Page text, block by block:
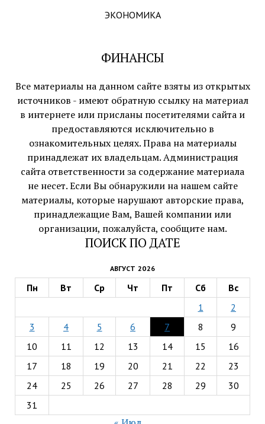
ЭКОНОМИКА
ФИНАНСЫ
Все материалы на данном сайте взяты из открытых
источников - имеют обратную ссылку на материал
в интернете или присланы посетителями сайта и
предоставляются исключительно в
ознакомительных целях. Права на материалы
принадлежат их владельцам. Администрация
сайта ответственности за содержание материала
не несет. Если Вы обнаружили на нашем сайте
материалы, которые нарушают авторские права,
принадлежащие Вам, Вашей компании или
организации, пожалуйста, сообщите нам.
ПОИСК ПО ДАТЕ
АВГУСТ 2026
Пн Вт Ср Чт Пт Сб
Вс
1
2
3
4 5 6 7 8
9
10
11 12 13 14 15
16
17
18 19 20 21 22
23
24
25 26 27 28 29
30
31